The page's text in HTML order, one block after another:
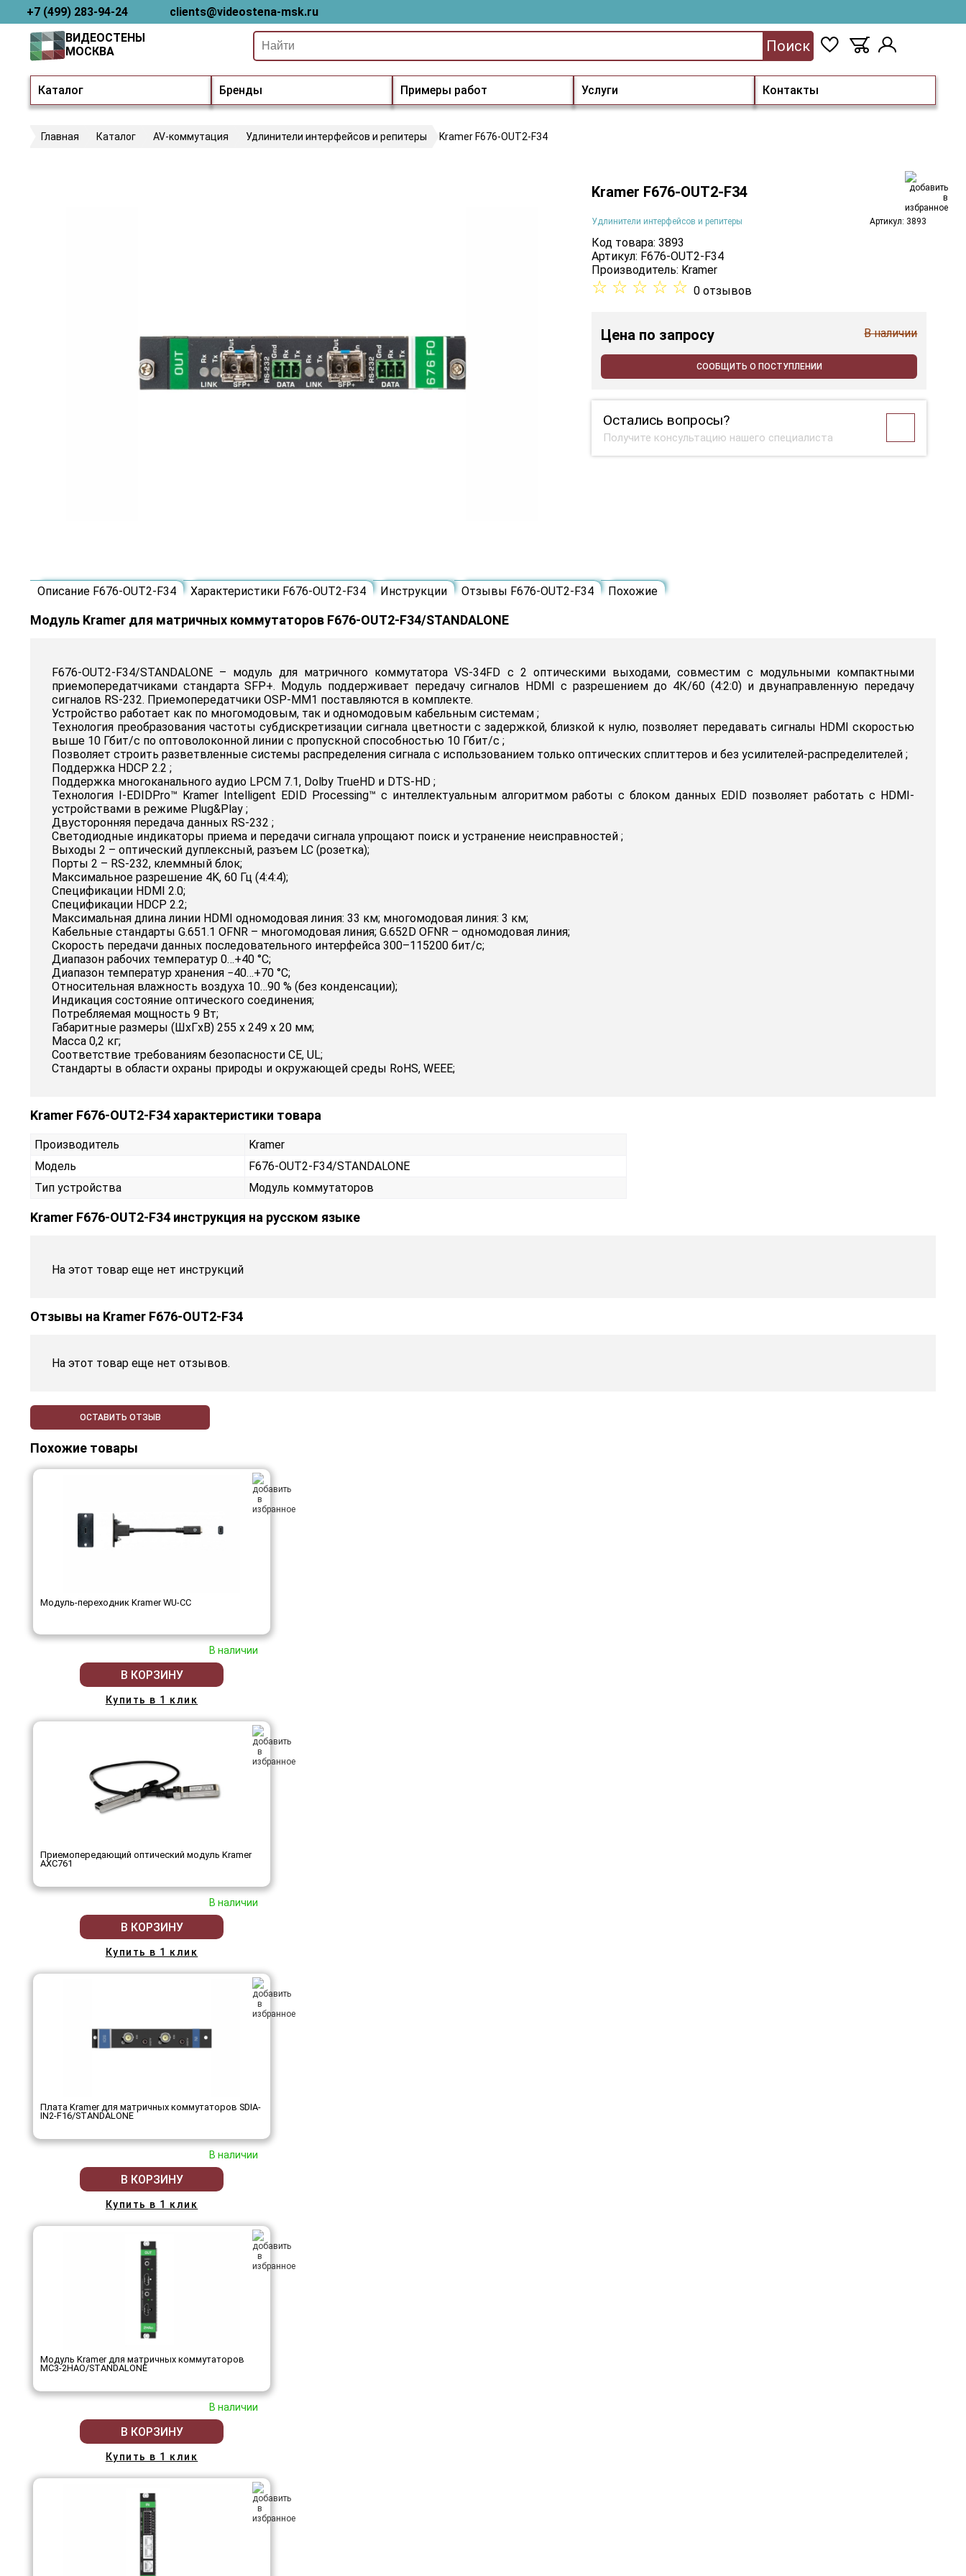
+7 (499) 283-94-24 clients@videostena-msk.ru
Каталог Бренды Примеры работ Услуги Контакты
ВИДЕОСТЕНЫ
МОСКВА
Поиск
Главная Каталог AV-коммутация Удлинители интерфейсов и репитеры Kramer F676-OUT2-F34
Kramer F676-OUT2-F34
Удлинители интерфейсов и репитеры Артикул: 3893
Код товара: 3893
Артикул: F676-OUT2-F34
Производитель: Kramer
☆ ☆ ☆ ☆ ☆ 0 отзывов
Цена по запросу В наличии
СООБЩИТЬ О ПОСТУПЛЕНИИ
Остались вопросы?
Получите консультацию нашего специалиста
Описание F676-OUT2-F34 Характеристики F676-OUT2-F34 Инструкции Отзывы F676-OUT2-F34 Похожие
Модуль Kramer для матричных коммутаторов F676-OUT2-F34/STANDALONE
F676-OUT2-F34/STANDALONE – модуль для матричного коммутатора VS-34FD с 2 оптическими выходами, совместим с модульными компактными
приемопередатчиками стандарта SFP+. Модуль поддерживает передачу сигналов HDMI с разрешением до 4К/60 (4:2:0) и двунаправленную передачу
сигналов RS-232. Приемопередатчики OSP-MM1 поставляются в комплекте.
Устройство работает как по многомодовым, так и одномодовым кабельным системам ;
Технология преобразования частоты субдискретизации сигнала цветности с задержкой, близкой к нулю, позволяет передавать сигналы HDMI скоростью
выше 10 Гбит/с по оптоволоконной линии с пропускной способностью 10 Гбит/с ;
Позволяет строить разветвленные системы распределения сигнала с использованием только оптических сплиттеров и без усилителей-распределителей ;
Поддержка HDCP 2.2 ;
Поддержка многоканального аудио LPCM 7.1, Dolby TrueHD и DTS-HD ;
Технология I-EDIDPro™ Kramer Intelligent EDID Processing™ с интеллектуальным алгоритмом работы с блоком данных EDID позволяет работать с HDMI-
устройствами в режиме Plug&Play ;
Двусторонняя передача данных RS-232 ;
Светодиодные индикаторы приема и передачи сигнала упрощают поиск и устранение неисправностей ;
Выходы 2 – оптический дуплексный, разъем LC (розетка);
Порты 2 – RS-232, клеммный блок;
Максимальное разрешение 4K, 60 Гц (4:4:4);
Спецификации HDMI 2.0;
Спецификации HDCP 2.2;
Максимальная длина линии HDMI одномодовая линия: 33 км; многомодовая линия: 3 км;
Кабельные стандарты G.651.1 OFNR – многомодовая линия; G.652D OFNR – одномодовая линия;
Скорость передачи данных последовательного интерфейса 300–115200 бит/с;
Диапазон рабочих температур 0…+40 °C;
Диапазон температур хранения −40…+70 °C;
Относительная влажность воздуха 10…90 % (без конденсации);
Индикация состояние оптического соединения;
Потребляемая мощность 9 Вт;
Габаритные размеры (ШxГxВ) 255 x 249 x 20 мм;
Масса 0,2 кг;
Соответствие требованиям безопасности CE, UL;
Стандарты в области охраны природы и окружающей среды RoHS, WEEE;
Kramer F676-OUT2-F34 характеристики товара
Производитель
Kramer
Модель
F676-OUT2-F34/STANDALONE
Тип устройства
Модуль коммутаторов
Kramer F676-OUT2-F34 инструкция на русском языке
На этот товар еще нет инструкций
Отзывы на Kramer F676-OUT2-F34
На этот товар еще нет отзывов.
ОСТАВИТЬ ОТЗЫВ
Похожие товары
Модуль-переходник Kramer WU-CC
В наличии
В КОРЗИНУ
Купить в 1 клик
Приемопередающий оптический модуль Kramer
AXC761
В наличии
В КОРЗИНУ
Купить в 1 клик
Плата Kramer для матричных коммутаторов SDIA-
IN2-F16/STANDALONE
В наличии
В КОРЗИНУ
Купить в 1 клик
Модуль Kramer для матричных коммутаторов
MC3-2HAO/STANDALONE
В наличии
В КОРЗИНУ
Купить в 1 клик